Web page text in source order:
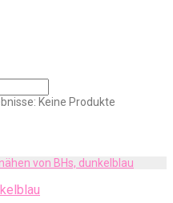
Keine Produkte